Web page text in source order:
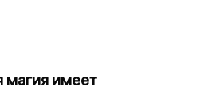
магия имеет